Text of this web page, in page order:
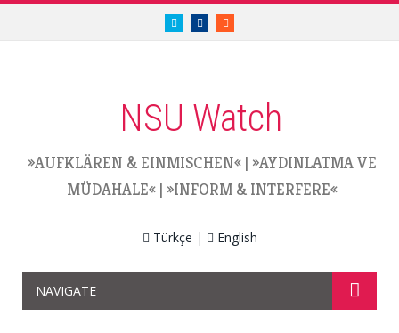
twitter.com/nsuwatch
facebook.com/nsuwatch
RSS
NSU Watch
»AUFKLÄREN & EINMISCHEN« | »AYDINLATMA VE
MÜDAHALE« | »INFORM & INTERFERE«
Türkçe | English
NAVIGATE